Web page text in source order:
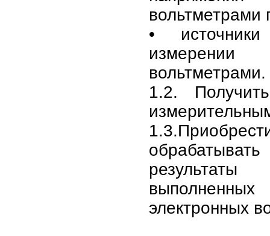
вольтметрами
•
вольтметрами.
1.2.
электронных